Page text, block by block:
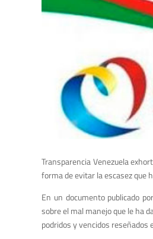
Transparencia Venezuela
forma de evitar la escasez que
En un documento publicado
sobre el mal manejo que le ha
podridos y vencidos reseñados